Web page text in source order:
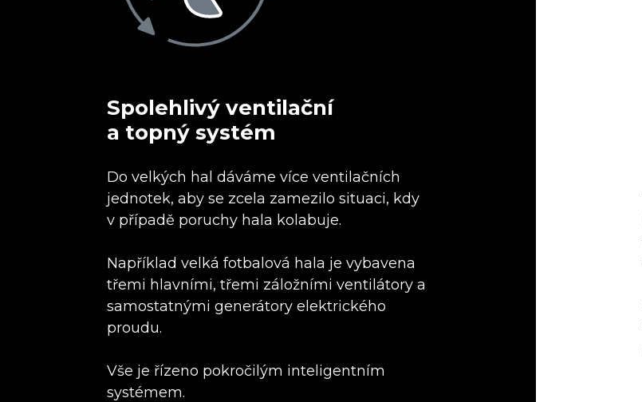
Spolehlivý ventilační
a topný systém
Do velkých hal dáváme více ventilačních
jednotek, aby se zcela zamezilo situaci, kdy
v případě poruchy hala kolabuje.
Například velká fotbalová hala je vybavena
třemi hlavními, třemi záložními ventilátory a
samostatnými generátory elektrického
proudu.
Vše je řízeno pokročilým inteligentním
systémem.